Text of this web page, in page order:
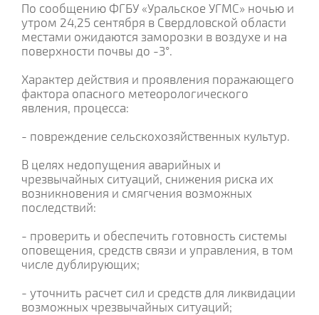
По сообщению ФГБУ «Уральское УГМС» ночью и
утром 24,25 сентября в Свердловской области
местами ожидаются заморозки в воздухе и на
поверхности почвы до -3°.
Характер действия и проявления поражающего
фактора опасного метеорологического
явления, процесса:
- повреждение сельскохозяйственных культур.
В целях недопущения аварийных и
чрезвычайных ситуаций, снижения риска их
возникновения и смягчения возможных
последствий:
- проверить и обеспечить готовность системы
оповещения, средств связи и управления, в том
числе дублирующих;
- уточнить расчет сил и средств для ликвидации
возможных чрезвычайных ситуаций;